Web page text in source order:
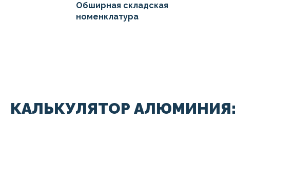
Обширная складская
номенклатура
КАЛЬКУЛЯТОР АЛЮМИНИЯ: